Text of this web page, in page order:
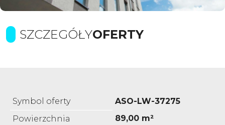
SZCZEGÓŁYOFERTY
Symbol oferty
ASO-LW-37275
Powierzchnia
89,00 m²